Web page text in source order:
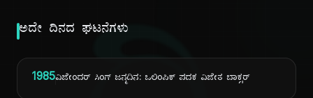
ಅದೇ ದಿನದ ಘಟನೆಗಳು
1985ವಿಜೇಂದರ್ ಸಿಂಗ್ ಜನ್ಮದಿನ: ಒಲಿಂಪಿಕ್ ಪದಕ ವಿಜೇತ ಬಾಕ್ಸರ್